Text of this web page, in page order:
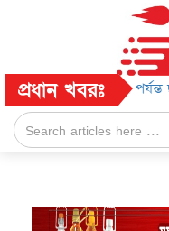
প্রধান খবরঃ
মিলবে ৫২% পর্যন্ত ছাড়